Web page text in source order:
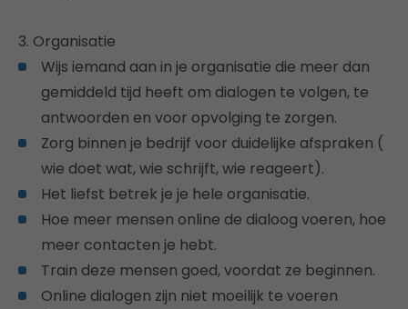
3. Organisatie
Wijs iemand aan in je organisatie die meer dan
gemiddeld tijd heeft om dialogen te volgen, te
antwoorden en voor opvolging te zorgen.
Zorg binnen je bedrijf voor duidelijke afspraken (
wie doet wat, wie schrijft, wie reageert).
Het liefst betrek je je hele organisatie.
Hoe meer mensen online de dialoog voeren, hoe
meer contacten je hebt.
Train deze mensen goed, voordat ze beginnen.
Online dialogen zijn niet moeilijk te voeren